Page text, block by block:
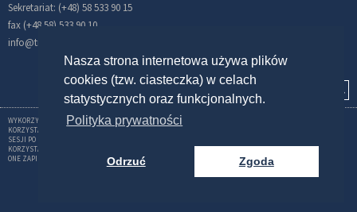
Nasza strona internetowa używa plików
cookies (tzw. ciasteczka) w celach
statystycznych oraz funkcjonalnych.
Polityka prywatności
Odrzuć Zgoda
Sekretariat: (+48) 58 533 90 15
fax (+48 58) 533 90 10
info@transpolonia.com
WYKORZYSTUJEMY CIASTECZKA (COOKIES) W CELU GROMADZENIA INFORMACJI ZWIĄZANYCH Z
KORZYSTANIEM Z SERWISU. STOSOWANE PRZEZ NAS PLIKI TYPU COOKIES UMOŻLIWIAJĄ UTRZYMANIE
SESJI PO ZALOGOWANIU. MOŻNA WYŁĄCZYĆ TEN MECHANIZM W USTAWIENIACH PRZEGLĄDARKI.
KORZYSTANIE Z NASZEGO SERWISU BEZ ZMIANY USTAWIEŃ DOTYCZĄCYCH COOKIES OZNACZA, ŻE BĘDĄ
ONE ZAPISANE W PAMIĘCI URZĄDZENIA.
STUDIO BROTHERS - STRONY INTERNETOWE